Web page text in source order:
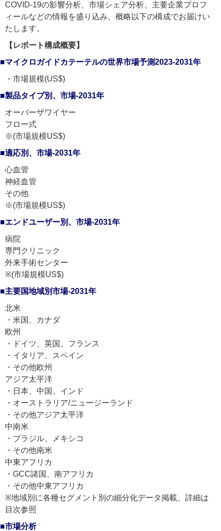
COVID-19の影響分析、市場シェア分析、主要企業プロフ
ィールなどの情報を盛り込み、概略以下の構成でお届けい
たします。
【レポート構成概要】
■マイクロガイドカテーテルの世界市場予測2023-2031年
・市場規模(US$)
■製品タイプ別、市場-2031年
オーバーザワイヤー
フロー式
※(市場規模US$)
■適応別、市場-2031年
心血管
神経血管
その他
※(市場規模US$)
■エンドユーザー別、市場-2031年
病院
専門クリニック
外来手術センター
※(市場規模US$)
■主要国地域別市場-2031年
北米
・米国、カナダ
欧州
・ドイツ、英国、フランス
・イタリア、スペイン
・その他欧州
アジア太平洋
・日本、中国、インド
・オーストラリア/ニュージーランド
・その他アジア太平洋
中南米
・ブラジル、メキシコ
・その他南米
中東アフリカ
・GCC諸国、南アフリカ
・その他中東アフリカ
※地域別に各種セグメント別の細分化データ掲載、詳細は
目次参照
■市場分析